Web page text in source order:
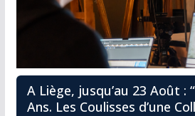
A Liège, jusqu’au 23 Août :
Ans. Les Coulisses d’une